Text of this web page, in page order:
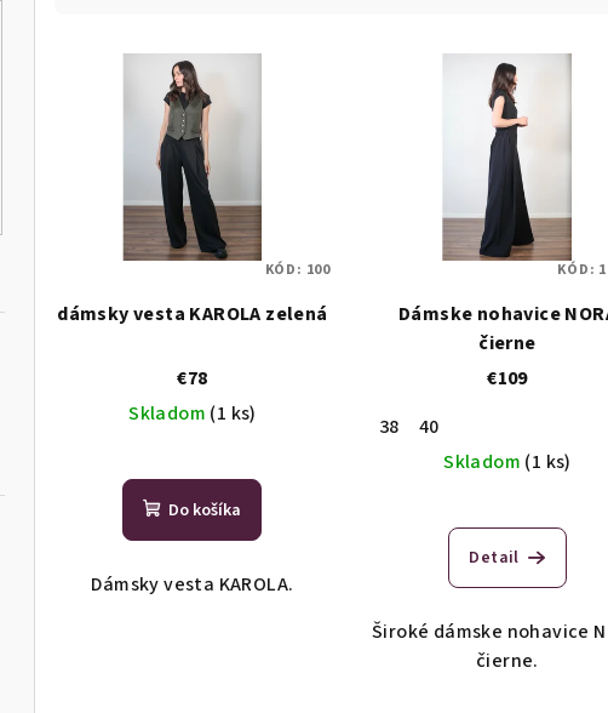
r
r
dámsky vesta KAROLA zelená
€78
Skladom (1 ks)
Do košíka
Dámsky vesta KAROLA.
KÓD: 100
Dámske nohavice
čierne
€109
38
40
Skladom (1 ks)
Detail
Široké dámske nohavice
čierne.
KÓD: